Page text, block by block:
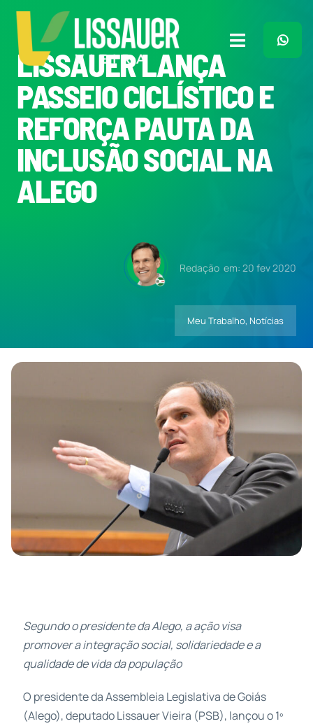
para
conteúdo
Toggle
Home
Plano de Governo
Meu Trabalho
LISSAUER LANÇA
PASSEIO CICLÍSTICO E
REFORÇA PAUTA DA
INCLUSÃO SOCIAL NA
ALEGO
Redação em: 20 fev 2020
Meu Trabalho, Notícias
Segundo o presidente da Alego, a ação visa
promover a integração social, solidariedade e a
qualidade de vida da população
O presidente da Assembleia Legislativa de Goiás
(Alego), deputado Lissauer Vieira (PSB), lançou o 1º